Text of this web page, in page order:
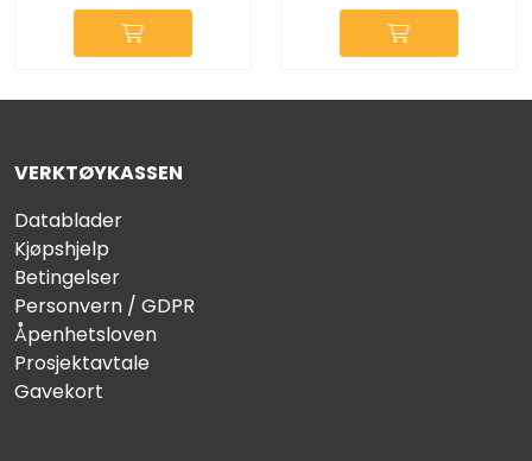
VERKTØYKASSEN
Datablader
Kjøpshjelp
Betingelser
Personvern / GDPR
Åpenhetsloven
Prosjektavtale
Gavekort